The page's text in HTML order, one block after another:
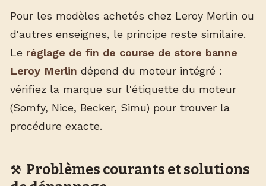
Pour les modèles achetés chez Leroy Merlin ou
d'autres enseignes, le principe reste similaire.
Le réglage de fin de course de store banne
Leroy Merlin dépend du moteur intégré :
vérifiez la marque sur l'étiquette du moteur
(Somfy, Nice, Becker, Simu) pour trouver la
procédure exacte.
Problèmes courants et solutions